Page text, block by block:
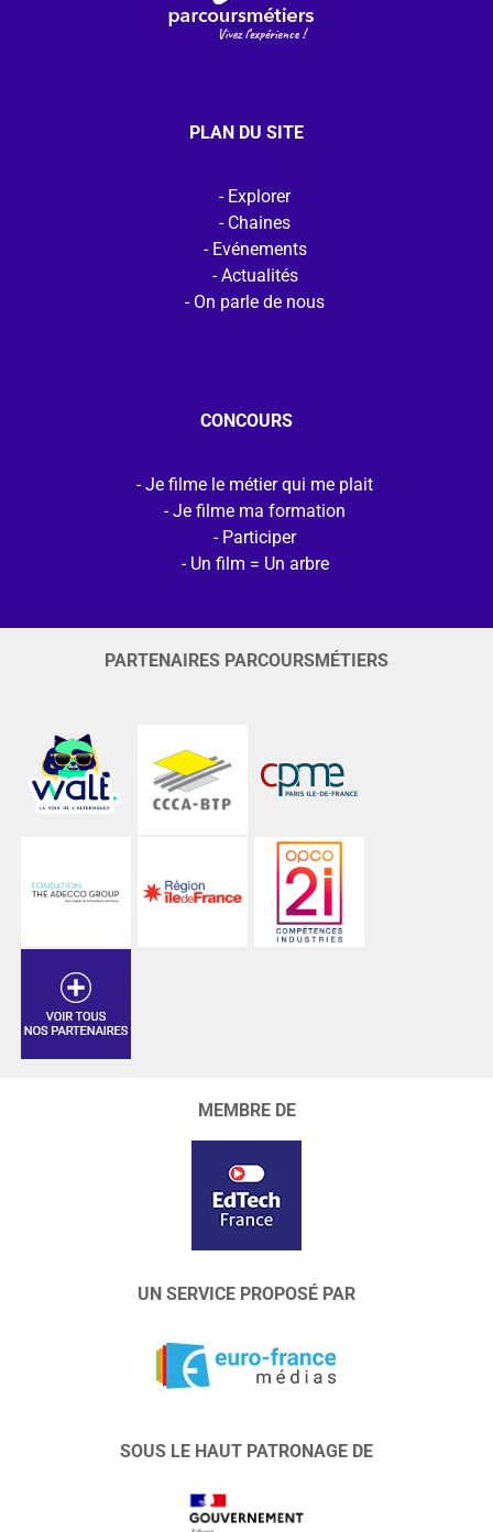
PLAN DU SITE
Explorer
Chaines
Evénements
Actualités
On parle de nous
CONCOURS
Je filme le métier qui me plait
Je filme ma formation
Participer
Un film = Un arbre
PARTENAIRES PARCOURSMÉTIERS
MEMBRE DE
UN SERVICE PROPOSÉ PAR
SOUS LE HAUT PATRONAGE DE